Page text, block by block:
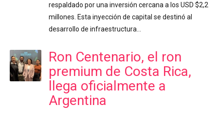
respaldado por una inversión cercana a los USD $2,2
millones. Esta inyección de capital se destinó al
desarrollo de infraestructura…
Ron Centenario, el ron
premium de Costa Rica,
llega oficialmente a
Argentina